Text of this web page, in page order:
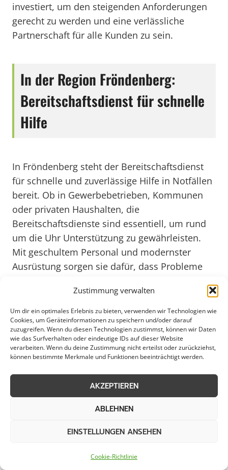
Zustimmung verwalten
Um dir ein optimales Erlebnis zu bieten, verwenden wir Technologien wie
Cookies, um Geräteinformationen zu speichern und/oder darauf
zuzugreifen. Wenn du diesen Technologien zustimmst, können wir Daten
wie das Surfverhalten oder eindeutige IDs auf dieser Website
verarbeiten. Wenn du deine Zustimmung nicht erteilst oder zurückziehst,
können bestimmte Merkmale und Funktionen beeinträchtigt werden.
AKZEPTIEREN
ABLEHNEN
EINSTELLUNGEN ANSEHEN
Cookie-Richtlinie
investiert, um den steigenden Anforderungen
gerecht zu werden und eine verlässliche
Partnerschaft für alle Kunden zu sein.
In der Region Fröndenberg:
Bereitschaftsdienst für schnelle
Hilfe
In Fröndenberg steht der Bereitschaftsdienst
für schnelle und zuverlässige Hilfe in Notfällen
bereit. Ob in Gewerbebetrieben, Kommunen
oder privaten Haushalten, die
Bereitschaftsdienste sind essentiell, um rund
um die Uhr Unterstützung zu gewährleisten.
Mit geschultem Personal und modernster
Ausrüstung sorgen sie dafür, dass Probleme
Bürgerinnen und Bürger von Fröndenberg
können sich darauf verlassen, dass im Fall der
Fälle kompetente Hilfe nur einen Anruf entfernt
ist.
funktionierender Bereitschaftsdienst von
großer Bedeutung, um Produktionsausfälle zu
minimieren und die Sicherheit am Arbeitsplatz
Bereitschaftsdienst, der beispielsweise bei